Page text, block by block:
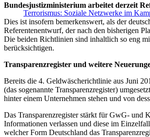
Terrorismus: Soziale Netzwerke im
Bundesjustizministerium arbeitet derzeit
Dies ist insofern bemerkenswert, als der
Referentenentwurf, der nach den bisherigen
Die beiden Richtlinien sind inhaltlich so eng
berücksichtigen.
Transparenzregister und weitere
Bereits die 4. Geldwäscherichtlinie aus Juni
(das sogenannte Transparenzregister)
hinter einem Unternehmen stehen und von
Das Transparenzregister stärkt für GwG- und
Informationen verlassen und diese im
welcher Form Deutschland das